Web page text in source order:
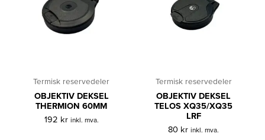
Termisk reservedeler
OBJEKTIV DEKSEL
THERMION 60MM
192 kr inkl. mva.
Termisk reservedeler
OBJEKTIV DEKSEL
TELOS XQ35/XQ35
LRF
80 kr inkl. mva.